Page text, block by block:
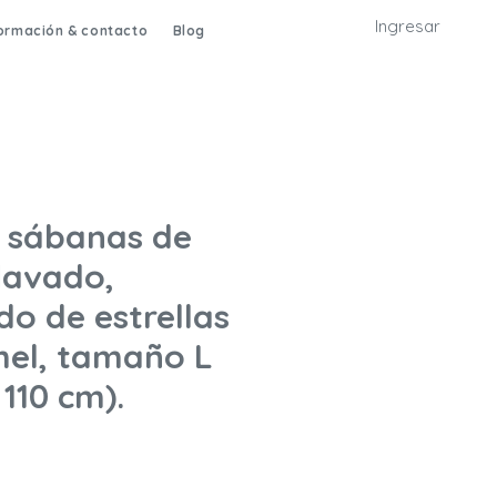
& contacto Blog Ingresar
de
de estrellas
tamaño L
cm).